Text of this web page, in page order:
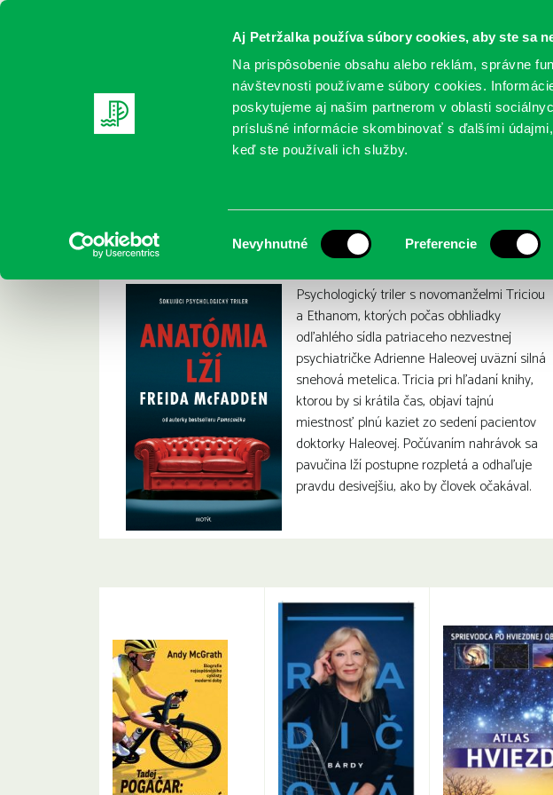
Aj Petržalka používa súbory cookies, aby ste sa
Na prispôsobenie obsahu alebo reklám, správne
návštevnosti používame súbory cookies.
poskytujeme aj našim partnerom v oblasti
príslušné informácie skombinovať s ďalšími
keď ste používali ich služby.
súhlasu
Nevyhnutné Preferencie
REGISTRUJTE SA ONLINE KATALÓGY SLUŽBY
Freida McFadden: Anatómia
Psychologický triler s novomanželmi Triciou
a Ethanom, ktorých počas obhliadky
odľahlého sídla patriaceho nezvestnej
psychiatričke Adrienne Haleovej uväzní silná
snehová metelica. Tricia pri hľadaní knihy,
ktorou by si krátila čas, objaví tajnú
miestnosť plnú kaziet zo sedení pacientov
doktorky Haleovej. Počúvaním nahrávok sa
pavučina lží postupne rozpletá a odhaľuje
pravdu desivejšiu, ako by človek očakával.